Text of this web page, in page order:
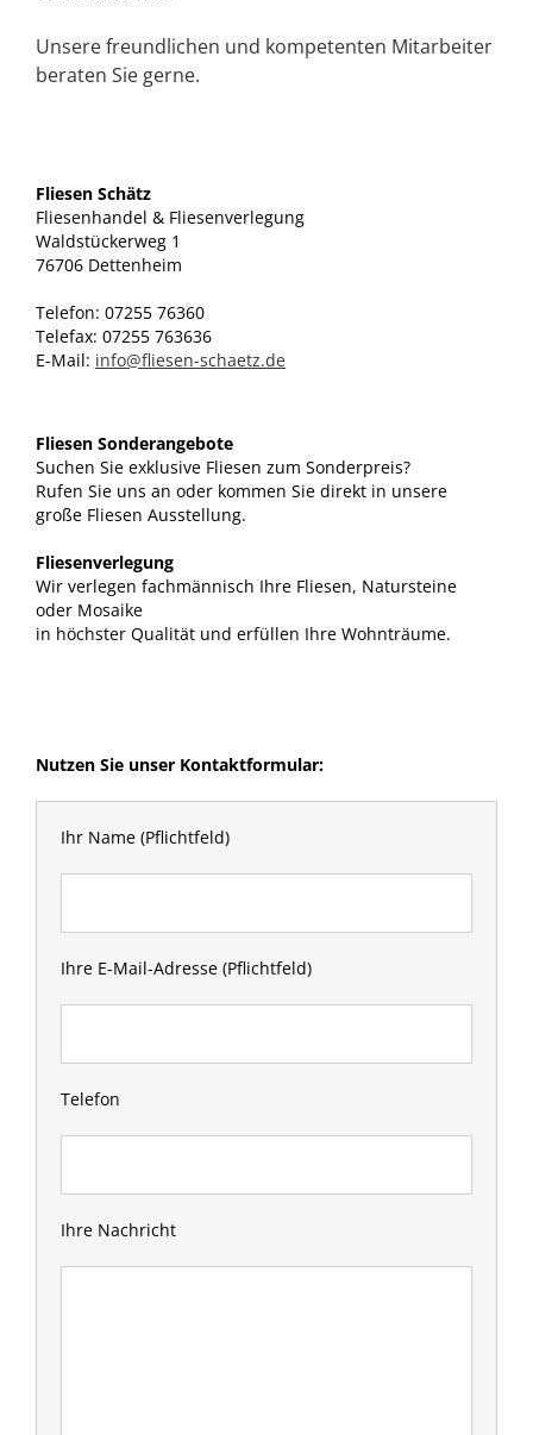
Unsere freundlichen und kompetenten Mitarbeiter
beraten Sie gerne.
Fliesen Schätz
Fliesenhandel & Fliesenverlegung
Waldstückerweg 1
76706 Dettenheim
Telefon: 07255 76360
Telefax: 07255 763636
E-Mail: info@fliesen-schaetz.de
Fliesen Sonderangebote
Suchen Sie exklusive Fliesen zum Sonderpreis?
Rufen Sie uns an oder kommen Sie direkt in unsere
große Fliesen Ausstellung.
Fliesenverlegung
Wir verlegen fachmännisch Ihre Fliesen, Natursteine
oder Mosaike
in höchster Qualität und erfüllen Ihre Wohnträume.
Nutzen Sie unser Kontaktformular:
Ihr Name (Pflichtfeld)
Ihre E-Mail-Adresse (Pflichtfeld)
Telefon
Ihre Nachricht